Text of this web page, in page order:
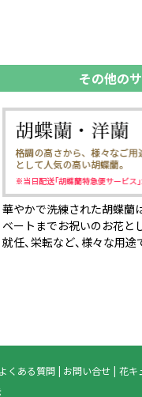
その他の
華やかで洗練された胡蝶蘭
ベートまでお祝いのお花とし
就任、栄転など、様々な用
よくある質問 お問い合せ 花キ